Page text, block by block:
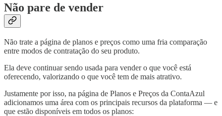
Não pare de vender
Não trate a página de planos e preços como uma fria comparação
entre modos de contratação do seu produto.
Ela deve continuar sendo usada para vender o que você está
oferecendo, valorizando o que você tem de mais atrativo.
Justamente por isso, na página de Planos e Preços da ContaAzul
adicionamos uma área com os principais recursos da plataforma — e
que estão disponíveis em todos os planos: